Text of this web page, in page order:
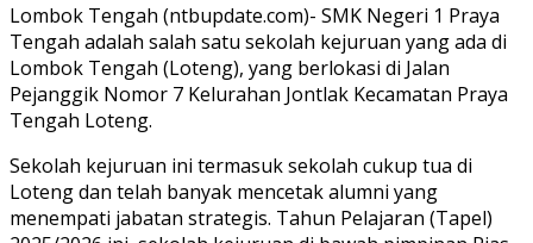
Lombok Tengah (ntbupdate.com)- SMK Negeri 1 Praya
Tengah adalah salah satu sekolah kejuruan yang ada di
Lombok Tengah (Loteng), yang berlokasi di Jalan
Pejanggik Nomor 7 Kelurahan Jontlak Kecamatan Praya
Tengah Loteng.
Sekolah kejuruan ini termasuk sekolah cukup tua di
Loteng dan telah banyak mencetak alumni yang
menempati jabatan strategis. Tahun Pelajaran (Tapel)